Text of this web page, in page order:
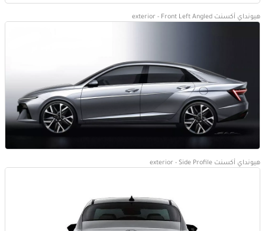
هيونداي أكسنت exterior - Front Left Angled
هيونداي أكسنت exterior - Side Profile